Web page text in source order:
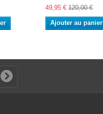
49,95 € 120,00 €
Ajouter au panier